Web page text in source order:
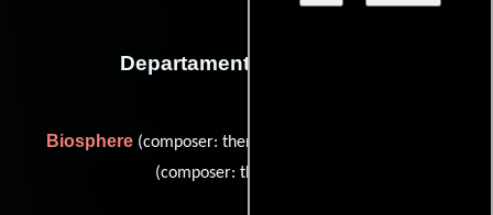
Departamento de musica
Biosphere (composer: theme music) y
(composer: theme music)